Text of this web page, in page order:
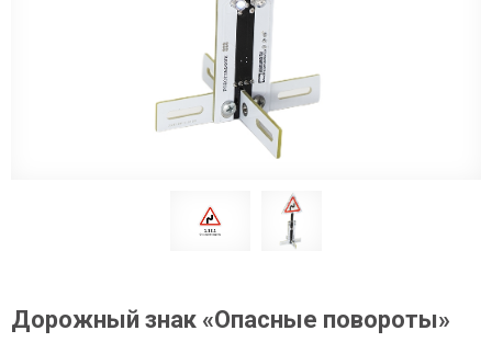
Дорожный знак «Опасные повороты»